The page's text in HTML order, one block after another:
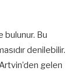
Bu
denilebilir.
gelen